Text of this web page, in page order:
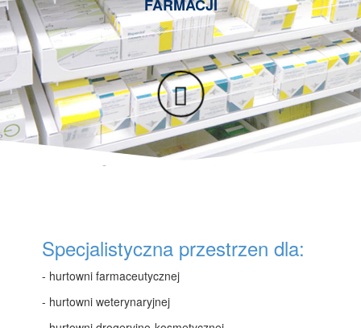
FARMACJI
Specjalistyczna przestrzen dla:
- hurtowni farmaceutycznej
- hurtowni weterynaryjnej